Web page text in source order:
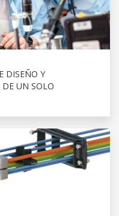
DISEÑO Y
DE UN SOLO